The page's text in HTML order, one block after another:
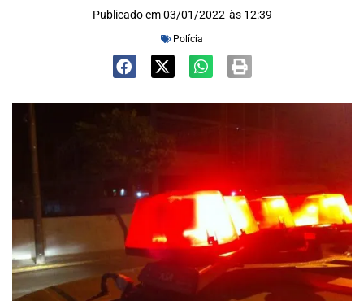
Publicado em 03/01/2022 às 12:39
Polícia